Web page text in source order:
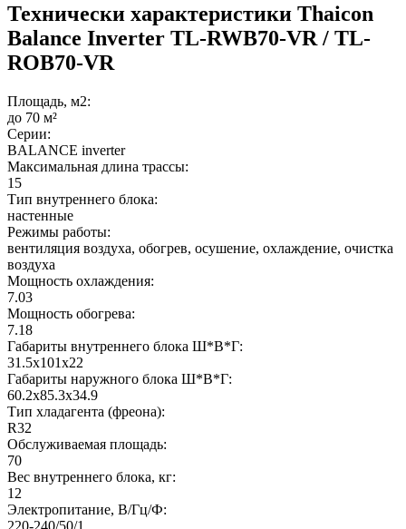
Технически характеристики Thaicon
Balance Inverter TL-RWB70-VR / TL-
ROB70-VR
Площадь, м2:
до 70 м²
Серии:
BALANCE inverter
Максимальная длина трассы:
15
Тип внутреннего блока:
настенные
Режимы работы:
вентиляция воздуха, обогрев, осушение, охлаждение, очистка
воздуха
Мощность охлаждения:
7.03
Мощность обогрева:
7.18
Габариты внутреннего блока Ш*В*Г:
31.5x101x22
Габариты наружного блока Ш*В*Г:
60.2x85.3x34.9
Тип хладагента (фреона):
R32
Обслуживаемая площадь:
70
Вес внутреннего блока, кг:
12
Электропитание, В/Гц/Ф:
220-240/50/1